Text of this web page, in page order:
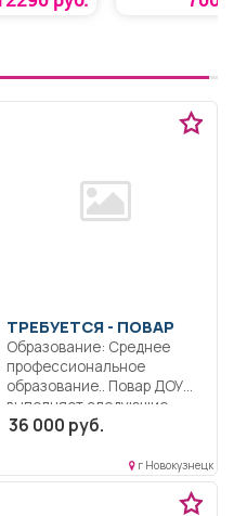
ТРЕБУЕТСЯ - ПОВАР
Образование: Среднее
профессиональное
образование.. Повар ДОУ
выполняет следующие
трудовые...
36 000 руб.
г Новокузнецк